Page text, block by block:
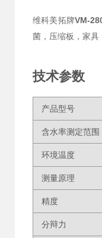
维科美拓牌VM-
菌，压缩板，家具
技术参数
产品型号
含水率测定范围
环境温度
测量原理
精度
分辩力